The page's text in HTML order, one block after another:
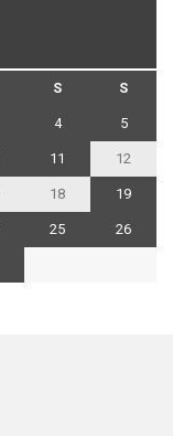
S S
4 5
11 12
18 19
25 26